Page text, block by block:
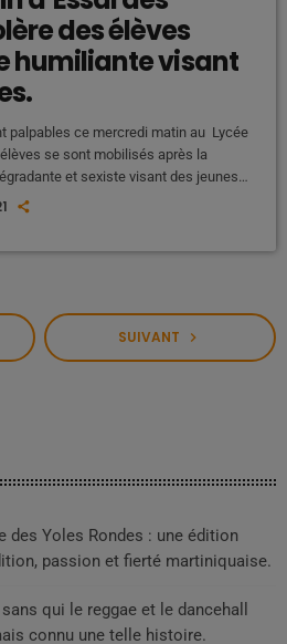
des élèves
humiliante visant
palpables ce mercredi matin au Lycée
se sont mobilisés après la
et sexiste visant des jeunes
des affiches et des slogans
SUIVANT navigate_next
des Yoles Rondes : une édition
passion et fierté martiniquaise.
qui le reggae et le dancehall
connu une telle histoire.